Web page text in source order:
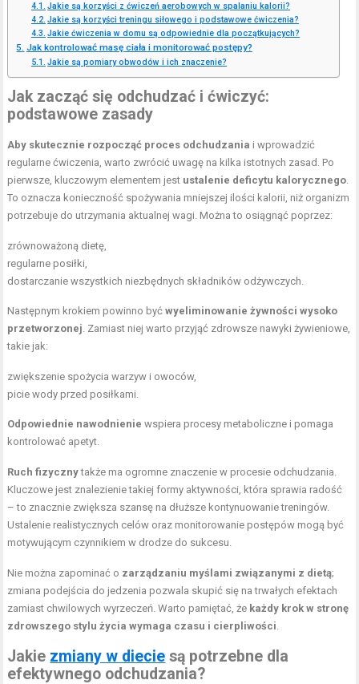
Jakie są korzyści z ćwiczeń aerobowych w spalaniu kalorii?
Jakie są korzyści treningu siłowego i podstawowe ćwiczenia?
Jakie ćwiczenia w domu są odpowiednie dla początkujących?
Jak kontrolować masę ciała i monitorować postępy?
Jakie są pomiary obwodów i ich znaczenie?
Jak zacząć się odchudzać i ćwiczyć:
podstawowe zasady
Aby skutecznie rozpocząć proces odchudzania i wprowadzić
regularne ćwiczenia, warto zwrócić uwagę na kilka istotnych zasad. Po
pierwsze, kluczowym elementem jest ustalenie deficytu kalorycznego.
To oznacza konieczność spożywania mniejszej ilości kalorii, niż organizm
potrzebuje do utrzymania aktualnej wagi. Można to osiągnąć poprzez:
zrównoważoną dietę,
regularne posiłki,
dostarczanie wszystkich niezbędnych składników odżywczych.
Następnym krokiem powinno byćwyeliminowanie żywności wysoko
przetworzonej. Zamiast niej warto przyjąć zdrowsze nawyki żywieniowe,
takie jak:
zwiększenie spożycia warzyw i owoców,
picie wody przed posiłkami.
Odpowiednie nawodnienie wspiera procesy metaboliczne i pomaga
kontrolować apetyt.
Ruch fizycznytakże ma ogromne znaczenie w procesie odchudzania.
Kluczowe jest znalezienie takiej formy aktywności, która sprawia radość
– to znacznie zwiększa szansę na dłuższe kontynuowanie treningów.
Ustalenie realistycznych celów oraz monitorowanie postępów mogą być
motywującym czynnikiem w drodze do sukcesu.
Nie można zapominać o zarządzaniu myślami związanymi z dietą;
zmiana podejścia do jedzenia pozwala skupić się na trwałych efektach
zamiast chwilowych wyrzeczeń. Warto pamiętać, że każdy krok w stronę
zdrowszego stylu życia wymaga czasu i cierpliwości.
Jakie zmiany w diecie są potrzebne dla
efektywnego odchudzania?